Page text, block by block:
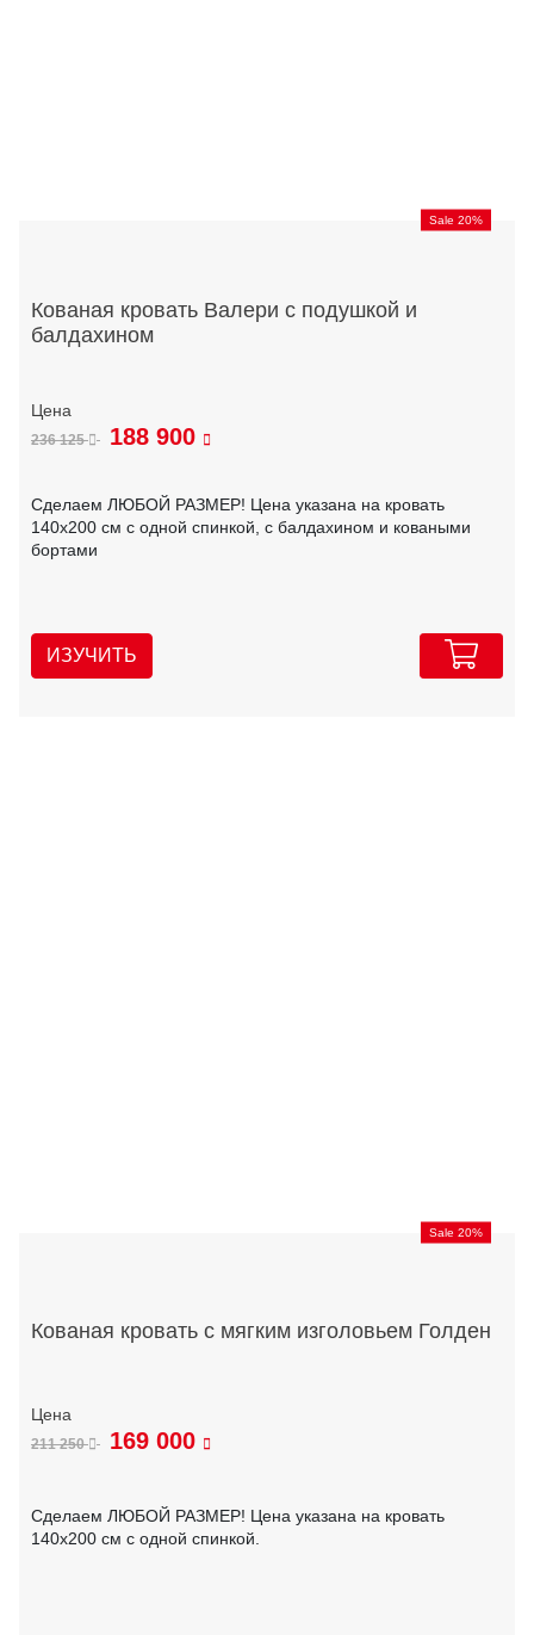
Sale 20%
Кованая кровать Валери с подушкой и
балдахином
236 125 188 900
Сделаем ЛЮБОЙ РАЗМЕР! Цена указана на кровать
140х200 см с одной спинкой, с балдахином и коваными
бортами
ИЗУЧИТЬ
Sale 20%
Кованая кровать с мягким изголовьем Голден
211 250 169 000
Сделаем ЛЮБОЙ РАЗМЕР! Цена указана на кровать
140х200 см с одной спинкой.